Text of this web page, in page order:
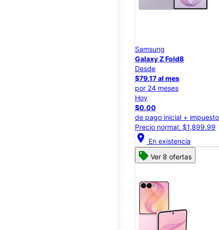
Samsung
Galaxy Z Fold8
Desde
$79.17 al mes
por 24 meses
Hoy
$0.00
de pago inicial +
Precio normal: $1,899.99
location_on En existencia
Ver 8 ofertas